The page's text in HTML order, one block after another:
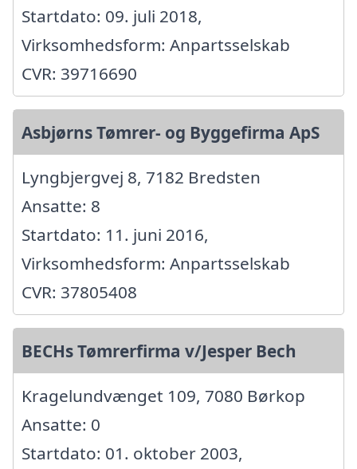
Startdato: 09. juli 2018,
Virksomhedsform: Anpartsselskab
CVR: 39716690
Asbjørns Tømrer- og Byggefirma ApS
Lyngbjergvej 8, 7182 Bredsten
Ansatte: 8
Startdato: 11. juni 2016,
Virksomhedsform: Anpartsselskab
CVR: 37805408
BECHs Tømrerfirma v/Jesper Bech
Kragelundvænget 109, 7080 Børkop
Ansatte: 0
Startdato: 01. oktober 2003,